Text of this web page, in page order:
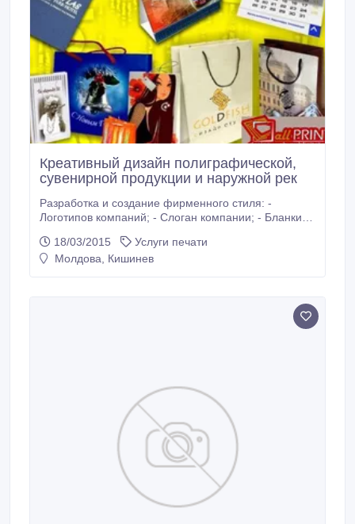
Креативный дизайн полиграфической,
сувенирной продукции и наружной рек
Разработка и создание фирменного стиля: -
Логотипов компаний; - Слоган компании; - Бланки; -
Блокноты; - Папки; - Конверты; - Визитки - Магниты
на холодильник - Открытки; - Кружки; - Часы; -
18/03/2015
Услуги печати
Молдова, Кишинев